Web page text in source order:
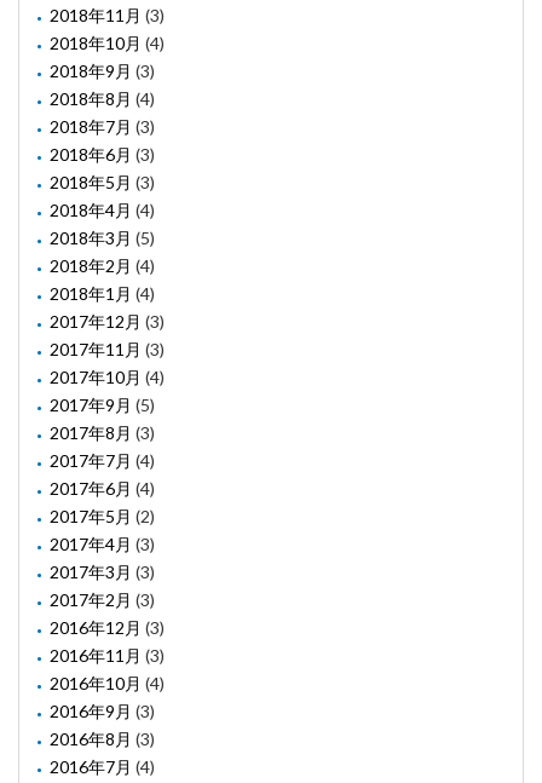
2018年11月 (3)
2018年10月 (4)
2018年9月 (3)
2018年8月 (4)
2018年7月 (3)
2018年6月 (3)
2018年5月 (3)
2018年4月 (4)
2018年3月 (5)
2018年2月 (4)
2018年1月 (4)
2017年12月 (3)
2017年11月 (3)
2017年10月 (4)
2017年9月 (5)
2017年8月 (3)
2017年7月 (4)
2017年6月 (4)
2017年5月 (2)
2017年4月 (3)
2017年3月 (3)
2017年2月 (3)
2016年12月 (3)
2016年11月 (3)
2016年10月 (4)
2016年9月 (3)
2016年8月 (3)
2016年7月 (4)